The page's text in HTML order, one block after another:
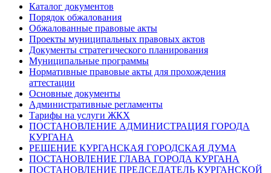
Каталог документов
Порядок обжалования
Обжалованные правовые акты
Проекты муниципальных правовых актов
Документы стратегического планирования
Муниципальные программы
Нормативные правовые акты для прохождения
аттестации
Основные документы
Административные регламенты
Тарифы на услуги ЖКХ
ПОСТАНОВЛЕНИЕ АДМИНИСТРАЦИЯ ГОРОДА
КУРГАНА
РЕШЕНИЕ КУРГАНСКАЯ ГОРОДСКАЯ ДУМА
ПОСТАНОВЛЕНИЕ ГЛАВА ГОРОДА КУРГАНА
ПОСТАНОВЛЕНИЕ ПРЕДСЕДАТЕЛЬ КУРГАНСКОЙ